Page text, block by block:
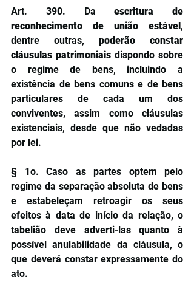
Art. 390. Da escritura de
reconhecimento de união estável,
dentre outras, poderão constar
cláusulas patrimoniais dispondo sobre
o regime de bens, incluindo a
existência de bens comuns e de bens
particulares de cada um dos
conviventes, assim como cláusulas
existenciais, desde que não vedadas
por lei.
§ 1o. Caso as partes optem pelo
regime da separação absoluta de bens
e estabeleçam retroagir os seus
efeitos à data de início da relação, o
tabelião deve adverti-las quanto à
possível anulabilidade da cláusula, o
que deverá constar expressamente do
ato.